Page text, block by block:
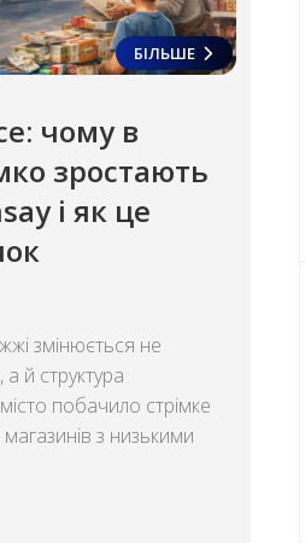
БІЛЬШЕ
чому в
зростають
і як це
змінюється не
й структура
побачило стрімке
з низькими